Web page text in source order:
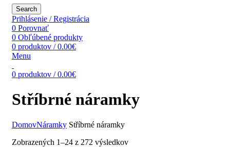
Search
Prihlásenie / Registrácia
0 Porovnať
0 Obľúbené produkty
0 produktov / 0.00€
Menu
0 produktov / 0.00€
Stříbrné náramky
DomovNáramky Stříbrné náramky
Zobrazených 1–24 z 272 výsledkov